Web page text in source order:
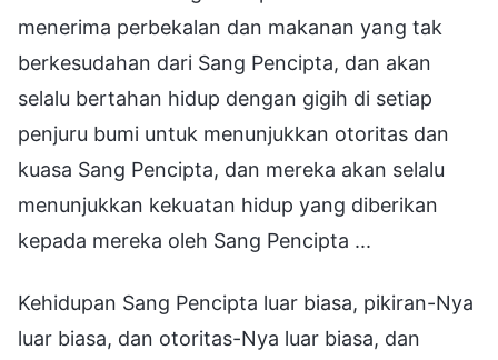
menerima perbekalan dan makanan yang tak
berkesudahan dari Sang Pencipta, dan akan
selalu bertahan hidup dengan gigih di setiap
penjuru bumi untuk menunjukkan otoritas dan
kuasa Sang Pencipta, dan mereka akan selalu
menunjukkan kekuatan hidup yang diberikan
kepada mereka oleh Sang Pencipta ...
Kehidupan Sang Pencipta luar biasa, pikiran-Nya
luar biasa, dan otoritas-Nya luar biasa, dan